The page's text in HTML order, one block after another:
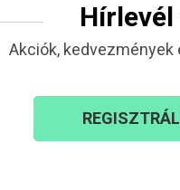
Akciók,